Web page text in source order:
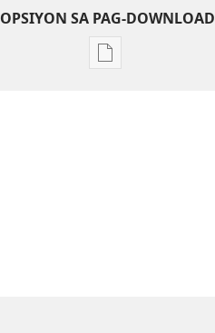
OPSIYON SA PAG-DOWNLOAD
Opsiyon